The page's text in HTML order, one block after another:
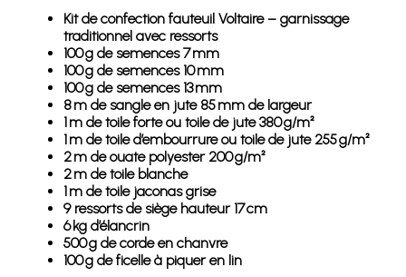
Kit de confection fauteuil Voltaire – garnissage
traditionnel avec ressorts
100 g de semences 7 mm
100 g de semences 10 mm
100 g de semences 13 mm
8 m de sangle en jute 85 mm de largeur
1 m de toile forte ou toile de jute 380 g/m²
1 m de toile d’embourrure ou toile de jute 255 g/m²
2 m de ouate polyester 200 g/m²
2 m de toile blanche
1 m de toile jaconas grise
9 ressorts de siège hauteur 17 cm
6 kg d’élancrin
500 g de corde en chanvre
100 g de ficelle à piquer en lin